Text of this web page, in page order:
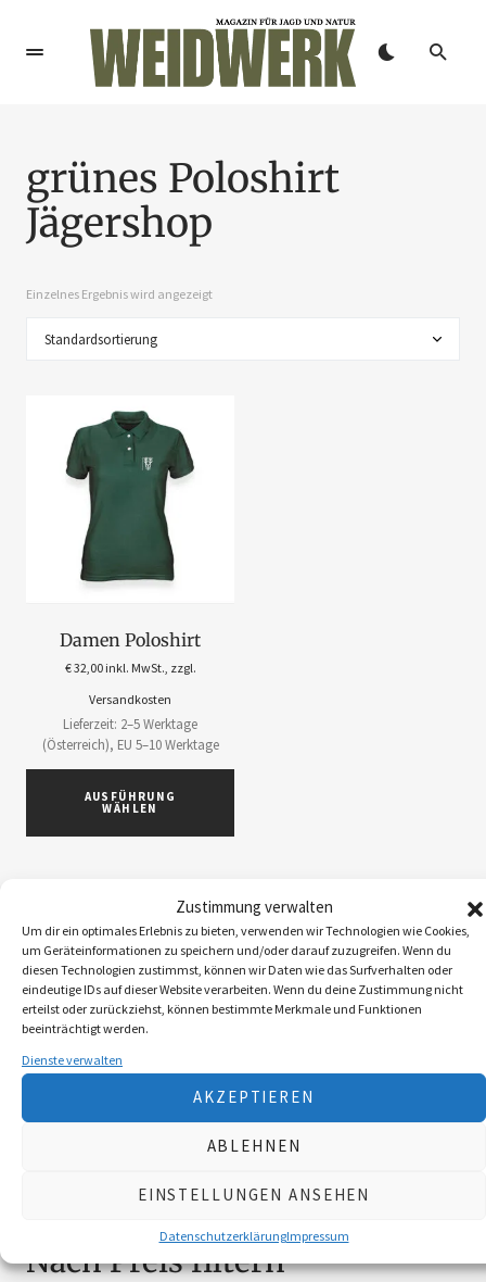
Zustimmung verwalten
Um dir ein optimales Erlebnis zu bieten, verwenden wir Technologien wie Cookies,
um Geräteinformationen zu speichern und/oder darauf zuzugreifen. Wenn du
diesen Technologien zustimmst, können wir Daten wie das Surfverhalten oder
eindeutige IDs auf dieser Website verarbeiten. Wenn du deine Zustimmung nicht
erteilst oder zurückziehst, können bestimmte Merkmale und Funktionen
beeinträchtigt werden.
Dienste verwalten
AKZEPTIEREN
ABLEHNEN
EINSTELLUNGEN ANSEHEN
DatenschutzerklärungImpressum
grünes Poloshirt
Jägershop
Einzelnes Ergebnis wird angezeigt
Damen Poloshirt
€32,00 inkl. MwSt., zzgl.
Versandkosten
Lieferzeit: 2–5 Werktage
(Österreich), EU 5–10 Werktage
AUSFÜHRUNG
WÄHLEN
ABOS
1
ACCESSOIRES
5
BEKLEIDUNG
MESSER
4
SCHILDER NÖ-JAGDVERBAND
Nach Preis filtern